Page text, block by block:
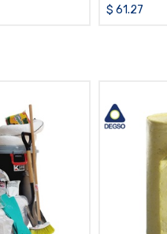
3M™ T-270
$ 61.27